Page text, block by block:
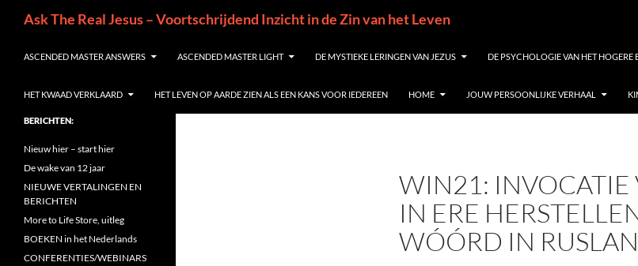
inhoud
Ask The Real Jesus – Voortschrijdend Inzicht in de Zin van het Leven
ASCENDED MASTER ANSWERS ASCENDED MASTER LIGHT DE MYSTIEKE LERINGEN VAN JEZUS DE PSYCHOLOGIE VAN HET HOGERE
HET KWAAD VERKLAARD HET LEVEN OP AARDE ZIEN ALS EEN KANS VOOR IEDEREEN HOME JOUW PERSOONLIJKE VERHAAL
WIN21: INVOCATIE
IN ERE
WÓÓRD IN
BERICHTEN:
Nieuw hier – start hier
De wake van 12 jaar
NIEUWE VERTALINGEN EN
BERICHTEN
More to Life Store, uitleg
BOEKEN in het Nederlands
CONFERENTIES/WEBINARS